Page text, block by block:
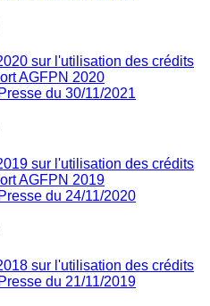
sur l'utilisation des crédits
AGFPN 2020
du 30/11/2021
sur l'utilisation des crédits
AGFPN 2019
du 24/11/2020
sur l'utilisation des crédits
du 21/11/2019